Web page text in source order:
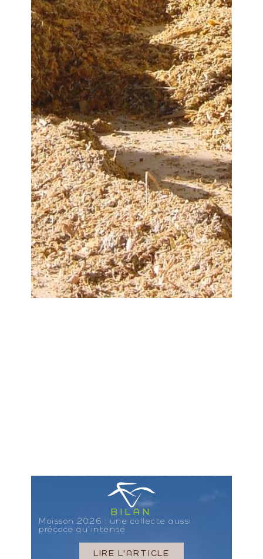
BILAN
Moisson 2026 : une collecte aussi
précoce qu’intense
LIRE L'ARTICLE